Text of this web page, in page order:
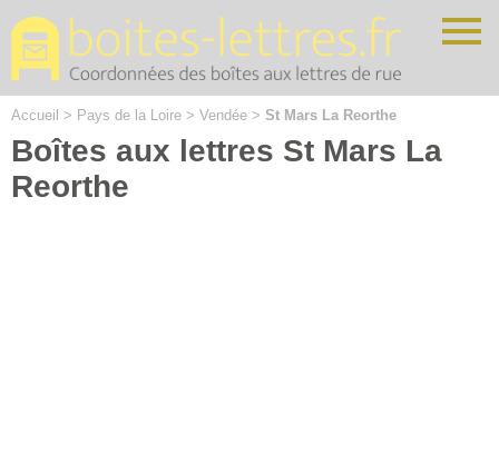
Accueil > Pays de la Loire > Vendée > St Mars La Reorthe
Boîtes aux lettres St Mars La
Reorthe